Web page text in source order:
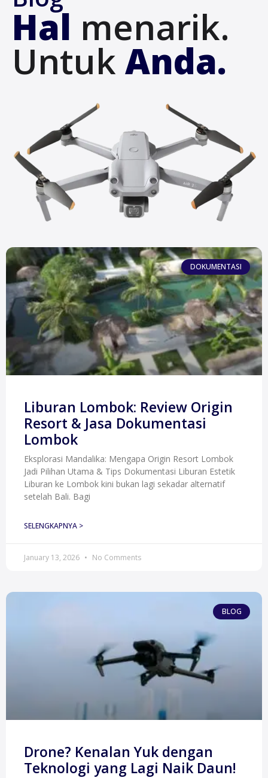
Hal menarik.
Untuk Anda.
DOKUMENTASI
Liburan Lombok: Review Origin
Resort & Jasa Dokumentasi
Lombok
Eksplorasi Mandalika: Mengapa Origin Resort Lombok
Jadi Pilihan Utama & Tips Dokumentasi Liburan Estetik
Liburan ke Lombok kini bukan lagi sekadar alternatif
setelah Bali. Bagi
SELENGKAPNYA >
January 13, 2026 No Comments
BLOG
Drone? Kenalan Yuk dengan
Teknologi yang Lagi Naik Daun!